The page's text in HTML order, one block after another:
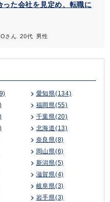
った会社を見定め、転職に
さん 20代 男性
愛知県(134)
福岡県(55)
千葉県(20)
北海道(13)
奈良県(8)
岡山県(6)
新潟県(5)
滋賀県(4)
岐阜県(3)
岩手県(3)